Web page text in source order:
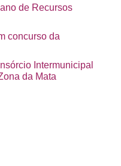
de Recursos
concurso da
Intermunicipal
da Mata